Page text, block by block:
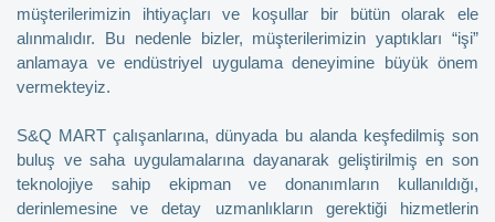
müşterilerimizin ihtiyaçları ve koşullar bir bütün olarak ele
alınmalıdır. Bu nedenle bizler, müşterilerimizin yaptıkları “işi”
anlamaya ve endüstriyel uygulama deneyimine büyük önem
vermekteyiz.
S&Q MART çalışanlarına, dünyada bu alanda keşfedilmiş son
buluş ve saha uygulamalarına dayanarak geliştirilmiş en son
teknolojiye sahip ekipman ve donanımların kullanıldığı,
derinlemesine ve detay uzmanlıkların gerektiği hizmetlerin